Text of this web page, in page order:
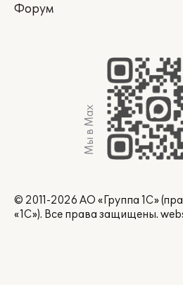
Форум
Мы в Max
© 2011-2026 АО «Группа 1С»
«1С»). Все права защищены.